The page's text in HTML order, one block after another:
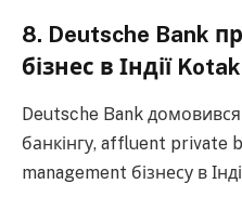
8. Deutsche Bank
бізнес в Індії
Deutsche Bank
банкінгу, affluent private
management бізнесу в